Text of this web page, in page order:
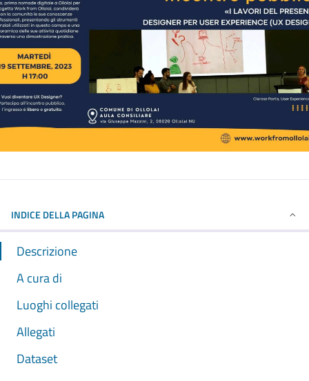
INDICE DELLA PAGINA
Descrizione
A cura di
Luoghi collegati
Allegati
Dataset